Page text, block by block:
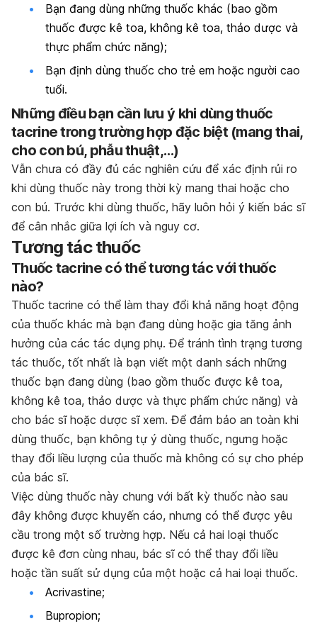
Bạn đang dùng những thuốc khác (bao gồm
thuốc được kê toa, không kê toa, thảo dược và
thực phẩm chức năng);
Bạn định dùng thuốc cho trẻ em hoặc người cao
tuổi.
Những điều bạn cần lưu ý khi dùng thuốc
tacrine trong trường hợp đặc biệt (mang thai,
cho con bú, phẫu thuật,…)
Vẫn chưa có đầy đủ các nghiên cứu để xác định rủi ro
khi dùng thuốc này trong thời kỳ mang thai hoặc cho
con bú. Trước khi dùng thuốc, hãy luôn hỏi ý kiến bác sĩ
để cân nhắc giữa lợi ích và nguy cơ.
Tương tác thuốc
Thuốc tacrine có thể tương tác với thuốc
nào?
Thuốc tacrine có thể làm thay đổi khả năng hoạt động
của thuốc khác mà bạn đang dùng hoặc gia tăng ảnh
hưởng của các tác dụng phụ. Để tránh tình trạng tương
tác thuốc, tốt nhất là bạn viết một danh sách những
thuốc bạn đang dùng (bao gồm thuốc được kê toa,
không kê toa, thảo dược và thực phẩm chức năng) và
cho bác sĩ hoặc dược sĩ xem. Để đảm bảo an toàn khi
dùng thuốc, bạn không tự ý dùng thuốc, ngưng hoặc
thay đổi liều lượng của thuốc mà không có sự cho phép
của bác sĩ.
Việc dùng thuốc này chung với bất kỳ thuốc nào sau
đây không được khuyến cáo, nhưng có thể được yêu
cầu trong một số trường hợp. Nếu cả hai loại thuốc
được kê đơn cùng nhau, bác sĩ có thể thay đổi liều
hoặc tần suất sử dụng của một hoặc cả hai loại thuốc.
Acrivastine;
Bupropion;